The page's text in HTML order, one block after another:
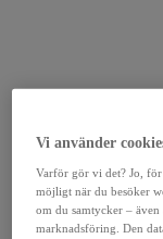
Vi använder
Varför gör vi det? Jo, för
möjligt när du besöker
om du samtycker –
marknadsföring. Den